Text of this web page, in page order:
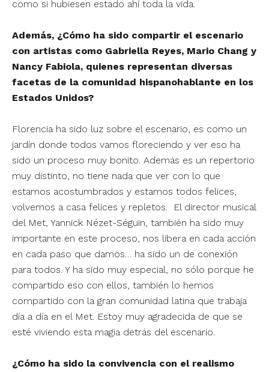
como si hubiesen estado ahí toda la vida.
Además, ¿Cómo ha sido compartir el escenario
con artistas como Gabriella Reyes, Mario Chang y
Nancy Fabiola, quienes representan diversas
facetas de la comunidad hispanohablante en los
Estados Unidos?
Florencia ha sido luz sobre el escenario, es como un
jardín donde todos vamos floreciendo y ver eso ha
sido un proceso muy bonito. Además es un repertorio
muy distinto, no tiene nada que ver con lo que
estamos acostumbrados y estamos todos felices,
volvemos a casa felices y repletos. El director musical
del Met, Yannick Nézet-Séguin, también ha sido muy
importante en este proceso, nos libera en cada acción
en cada paso que damos… ha sido un de conexión
para todos. Y ha sido muy especial, no sólo porque he
compartido eso con ellos, también lo hemos
compartido con la gran comunidad latina que trabaja
día a día en el Met. Estoy muy agradecida de que se
esté viviendo esta magia detrás del escenario.
¿Cómo ha sido la convivencia con el realismo